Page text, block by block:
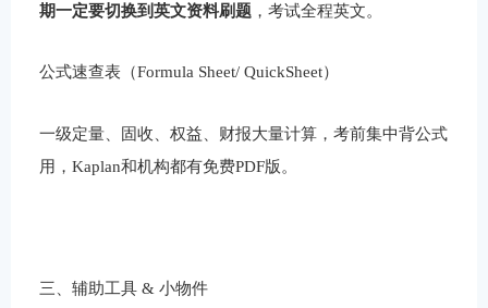
期一定要切换到英文资料刷题 ，考试全程英文。
公式速查表（Formula Sheet/ QuickSheet）
一级定量、固收、权益、财报大量计算，考前集中背公式
用，Kaplan和机构都有免费PDF版。
三、辅助工具 & 小物件